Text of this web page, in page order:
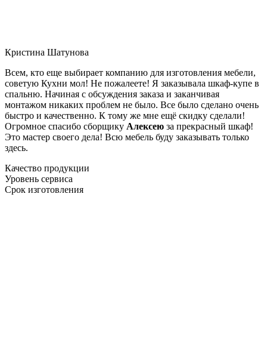
Кристина Шатунова
Всем, кто еще выбирает компанию для изготовления мебели,
советую Кухни мол! Не пожалеете! Я заказывала шкаф-купе в
спальню. Начиная с обсуждения заказа и заканчивая
монтажом никаких проблем не было. Все было сделано очень
быстро и качественно. К тому же мне ещё скидку сделали!
Огромное спасибо сборщику Алексею за прекрасный шкаф!
Это мастер своего дела! Всю мебель буду заказывать только
здесь.
Качество продукции
Уровень сервиса
Срок изготовления